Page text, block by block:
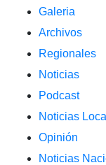
Galeria
Archivos
Regionales
Noticias
Podcast
Noticias
Opinión
Noticias